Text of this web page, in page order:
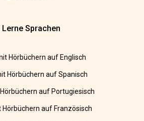
Lerne Sprachen
Hörbüchern auf Englisch
Hörbüchern auf Spanisch
auf Portugiesisch
Hörbüchern auf Französisch